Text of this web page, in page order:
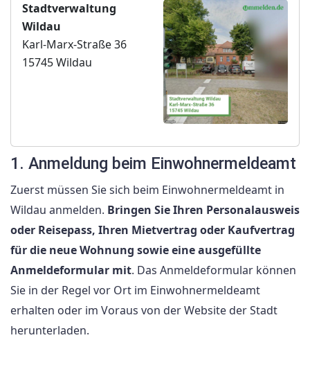
Stadtverwaltung
Wildau
Karl-Marx-Straße 36
15745 Wildau
1. Anmeldung beim Einwohnermeldeamt
Zuerst müssen Sie sich beim Einwohnermeldeamt in
Wildau anmelden. Bringen Sie Ihren Personalausweis
oder Reisepass, Ihren Mietvertrag oder Kaufvertrag
für die neue Wohnung sowie eine ausgefüllte
Anmeldeformular mit. Das Anmeldeformular können
Sie in der Regel vor Ort im Einwohnermeldeamt
erhalten oder im Voraus von der Website der Stadt
herunterladen.